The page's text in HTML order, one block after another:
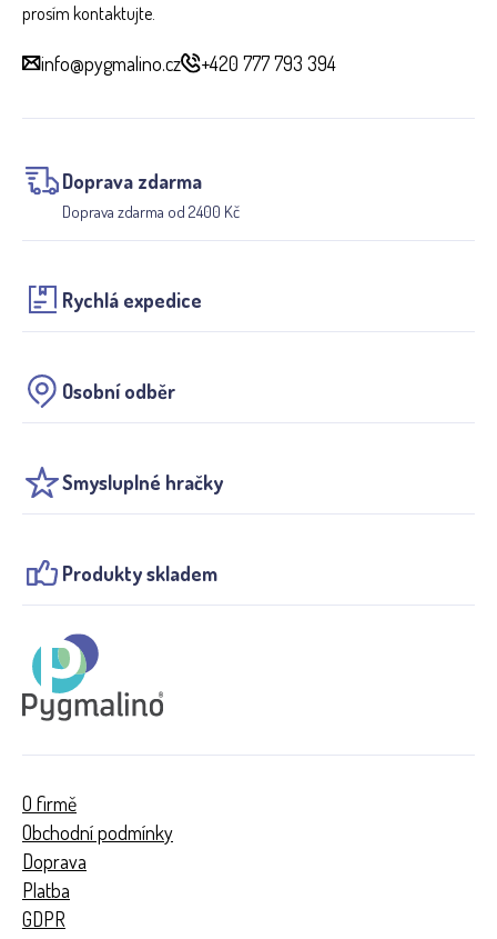
prosím kontaktujte.
info@pygmalino.cz +420 777 793 394
Doprava zdarma
Doprava zdarma od 2400 Kč
Rychlá expedice
Osobní odběr
Smysluplné hračky
Produkty skladem
O firmě
Obchodní podmínky
Doprava
Platba
GDPR